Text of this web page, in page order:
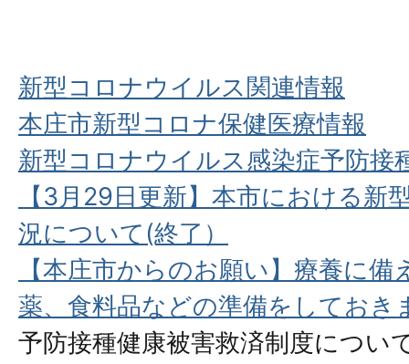
新型コロナウイルス関連情報
本庄市新型コロナ保健医療情報
新型コロナウイルス感染症予防接
【3月29日更新】本市における新
況について(終了）
【本庄市からのお願い】療養に
薬、食料品などの準備をしておき
予防接種健康被害救済制度につい